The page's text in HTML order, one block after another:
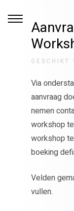
GESCHIKT
Via
aanvraag
nemen
workshop
workshop
boeking
Velden
vullen.